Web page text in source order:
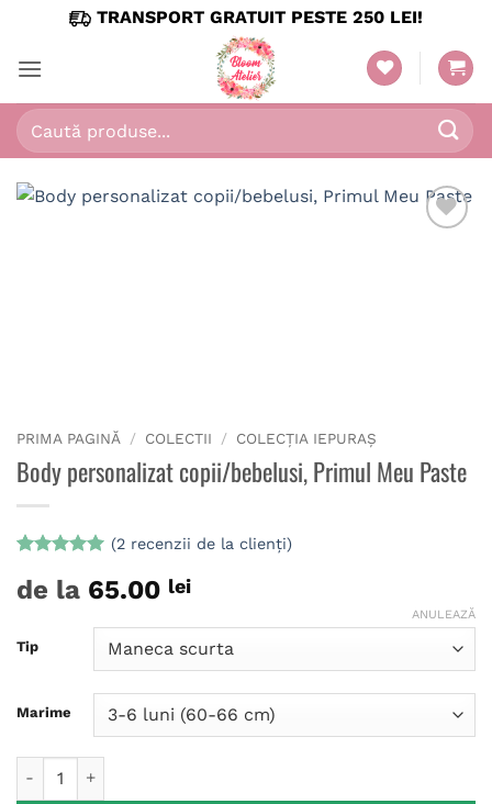
content
TRANSPORT GRATUIT PESTE 250 LEI!
Caută
după:
PRIMA PAGINĂ / COLECTII / COLECȚIA IEPURAȘ
Body personalizat copii/bebelusi, Primul Meu Paste
5din 5 pe
baza a
la clienți
(2recenzii de la clienți)
de la 65.00 lei
Tip
Marime
ANULEAZĂ